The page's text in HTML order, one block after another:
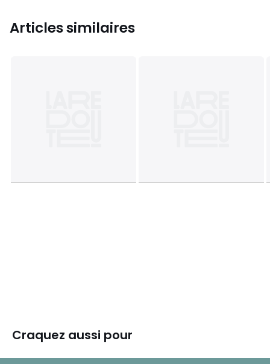
Articles similaires
Craquez aussi pour